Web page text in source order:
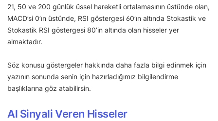
21, 50 ve 200 günlük üssel hareketli ortalamasının üstünde olan,
MACD’si 0’ın üstünde, RSI göstergesi 60’ın altında Stokastik ve
Stokastik RSI göstergesi 80’in altında olan hisseler yer
almaktadır.
Söz konusu göstergeler hakkında daha fazla bilgi edinmek için
yazının sonunda senin için hazırladığımız bilgilendirme
başlıklarına göz atabilirsin.
Al Sinyali Veren Hisseler